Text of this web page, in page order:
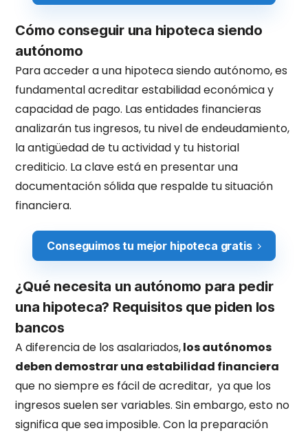
Cómo conseguir una hipoteca siendo
autónomo
Para acceder a una hipoteca siendo autónomo, es
fundamental acreditar estabilidad económica y
capacidad de pago. Las entidades financieras
analizarán tus ingresos, tu nivel de endeudamiento,
la antigüedad de tu actividad y tu historial
crediticio. La clave está en presentar una
documentación sólida que respalde tu situación
financiera.
Conseguimos tu mejor hipoteca gratis
¿Qué necesita un autónomo para pedir
una hipoteca? Requisitos que piden los
bancos
A diferencia de los asalariados,los autónomos
deben demostrar una estabilidad financiera
que no siempre es fácil de acreditar, ya que los
ingresos suelen ser variables. Sin embargo, esto no
significa que sea imposible. Con la preparación